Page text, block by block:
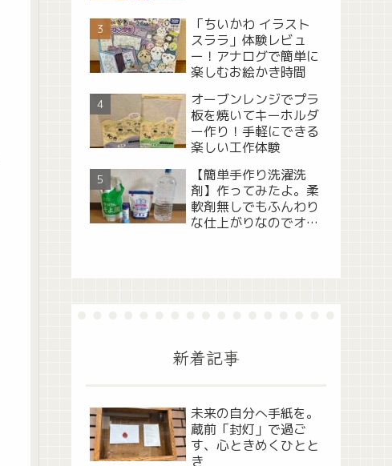
「ちいかわ イラスト
スララ」体験レビュ
ー！アナログで簡単に
楽しむお絵かき時間
オーブンレンジでプラ
板を焼いてキーホルダ
ー作り！手軽にできる
楽しい工作体験
【簡単手作り洗濯洗
剤】作ってみたよ。柔
軟剤無しでもふんわり
な仕上がりなのでオス
新着記事
未来の自分へ手紙を。
蔵前「封灯」で過ご
す、心ときめくひとと
き